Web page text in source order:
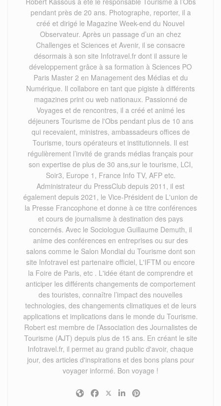
pendant près de 20 ans. Photographe, reporter, il a
créé et dirigé le Magazine Week-end du Nouvel
Observateur. Après un passage d’un an chez
Challenges et Sciences et Avenir, il se consacre
désormais à son site Infotravel.fr dont il assure le
développement grâce à sa formation à Sciences PO
Paris Master 2 en Management des Médias et du
Numérique. Il collabore en tant que pigiste à différents
magazines print ou web nationaux. Passionné de
Voyages et de rencontres, il a créé et animé les
déjeuners Tourisme de l'Obs pendant plus de 10 ans
qui recevaient, ministres, ambassadeurs offices de
Tourisme, tours opérateurs et institutionnels. Il est
régulièrement l’invité de grands médias français pour
son expertise de plus de 30 ans,sur le tourisme, LCI,
Soir3, Europe 1, France Info TV, AFP etc.
Administrateur du PressClub depuis 2011, il est
également depuis 2021, le Vice-Président de L'union de
la Presse Francophone et donne à ce titre conférences
et cours de journalisme à destination des pays
concernés. Avec le Sociologue Guillaume Demuth, il
anime des conférences en entreprises ou sur des
salons comme le Salon Mondial du Tourisme dont son
site Infotravel est partenaire officiel, L'IFTM ou encore
la Foire de Paris, etc . L'idée étant de comprendre et
anticiper les différents changements de comportement
des touristes, connaître l’impact des nouvelles
technologies, des changements climatiques et de leurs
applications et implications dans le monde du Tourisme.
Robert est membre de l’Association des Journalistes de
Tourisme (AJT) depuis plus de 15 ans. En créant le site
Infotravel.fr, il permet au grand public d'avoir, chaque
jour, des articles d'inspirations et des bons plans pour
voyager informé. Bon voyage !